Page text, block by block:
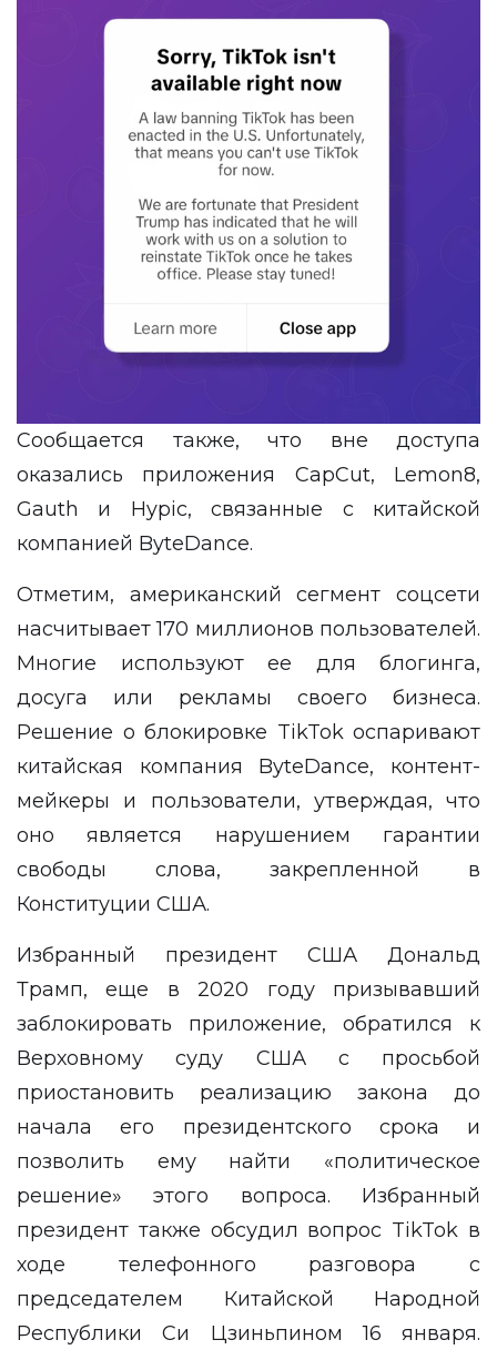
Сообщается также, что вне доступа
оказались приложения CapCut, Lemon8,
Gauth и Hypic, связанные с китайской
компанией ByteDance.
Отметим, американский сегмент соцсети
насчитывает 170 миллионов пользователей.
Многие используют ее для блогинга,
досуга или рекламы своего бизнеса.
Решение о блокировке TikTok оспаривают
китайская компания ByteDance, контент-
мейкеры и пользователи, утверждая, что
оно является нарушением гарантии
свободы слова, закрепленной в
Конституции США.
Избранный президент США Дональд
Трамп, еще в 2020 году призывавший
заблокировать приложение, обратился к
Верховному суду США с просьбой
приостановить реализацию закона до
начала его президентского срока и
позволить ему найти «политическое
решение» этого вопроса. Избранный
президент также обсудил вопрос TikTok в
ходе телефонного разговора с
председателем Китайской Народной
Республики Си Цзиньпином 16 января.